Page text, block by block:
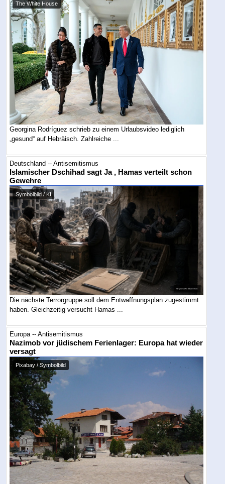
The White House
Georgina Rodríguez schrieb zu einem Urlaubsvideo lediglich
„gesund“ auf Hebräisch. Zahlreiche ...
Deutschland -- Antisemitismus
Islamischer Dschihad sagt Ja , Hamas verteilt schon
Gewehre
Symbolbild / KI
Die nächste Terrorgruppe soll dem Entwaffnungsplan zugestimmt
haben. Gleichzeitig versucht Hamas ...
Europa -- Antisemitismus
Nazimob vor jüdischem Ferienlager: Europa hat wieder
versagt
Pixabay / Symbolbild